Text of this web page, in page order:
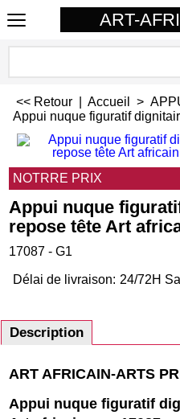
ART-
<< Retour Accueil >
Appui nuque figuratif
NOTRRE PRIX
Appui nuque
repose tête Art
17087 - G1
Délai de livraison: 24/72H
Description
ART AFRICAIN-ARTS
Appui nuque figuratif